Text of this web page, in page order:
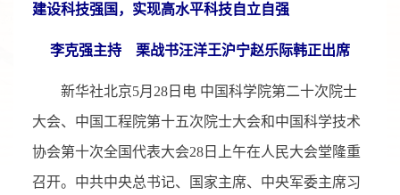
建设科技强国，实现高水平科技自立自强
李克强主持 栗战书汪洋王沪宁赵乐际韩正出席
新华社北京5月28日电 中国科学院第二十次院士
大会、中国工程院第十五次院士大会和中国科学技术
协会第十次全国代表大会28日上午在人民大会堂隆重
召开。中共中央总书记、国家主席、中央军委主席习